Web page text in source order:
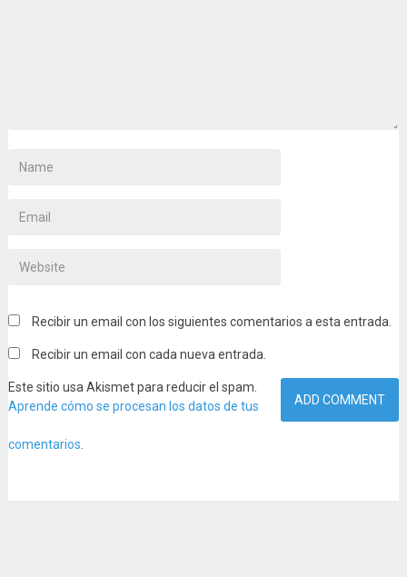
Recibir un email con los siguientes comentarios a esta entrada.
Recibir un email con cada nueva entrada.
Este sitio usa Akismet para reducir el spam.
Aprende cómo se procesan los datos de tus
comentarios